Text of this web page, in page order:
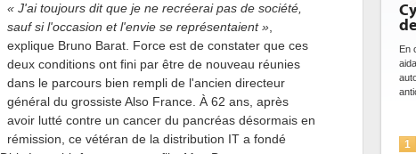
« J'ai toujours dit que je ne recréerai pas de société,
sauf si l'occasion et l'envie se représentaient »
explique Bruno Barat Force est de constater que ces
deux conditions ont fini par être de nouveau réunies
dans le parcours bien rempli de l'ancien directeur
général du grossisteAlso France. À 62 ans, après
avoir lutté contre un cancer du pancréas désormais en
rémission, ce vétéran de la distribution IT a fondé
ce
1